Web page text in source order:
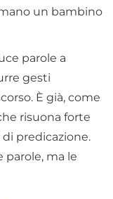
un bambino
parole a
gesti
È già, come
risuona forte
predicazione.
parole, ma le